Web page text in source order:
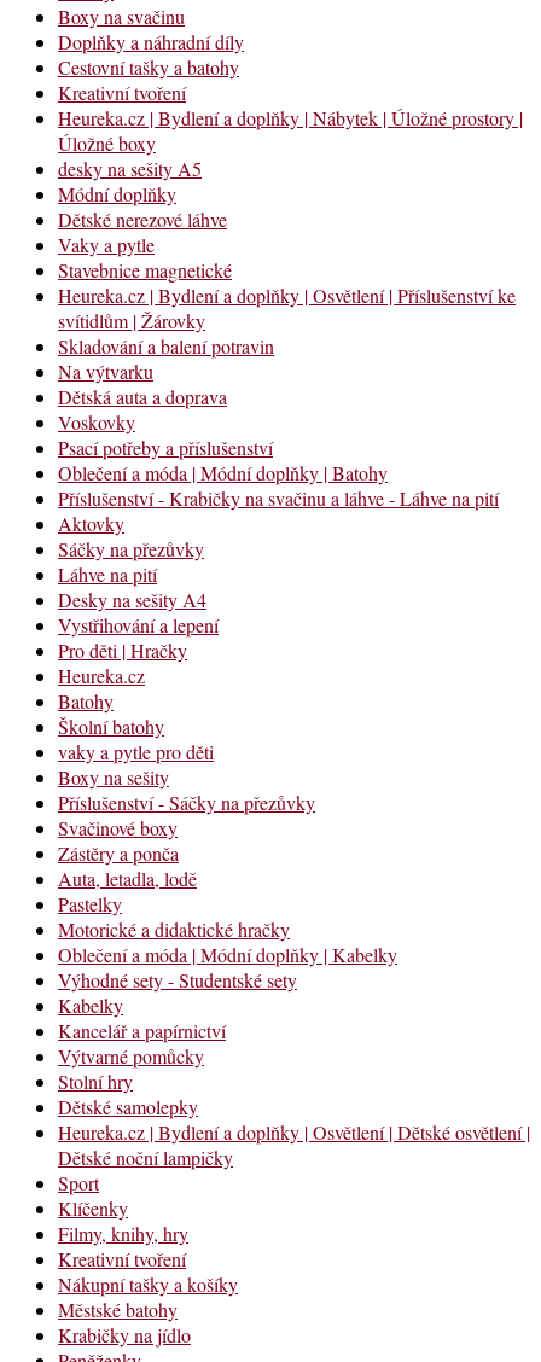
Boxy na svačinu
Doplňky a náhradní díly
Cestovní tašky a batohy
Kreativní tvoření
Heureka.cz | Bydlení a doplňky | Nábytek | Úložné prostory |
Úložné boxy
desky na sešity A5
Módní doplňky
Dětské nerezové láhve
Vaky a pytle
Stavebnice magnetické
Heureka.cz | Bydlení a doplňky | Osvětlení | Příslušenství ke
svítidlům | Žárovky
Skladování a balení potravin
Na výtvarku
Dětská auta a doprava
Voskovky
Psací potřeby a příslušenství
Oblečení a móda | Módní doplňky | Batohy
Příslušenství - Krabičky na svačinu a láhve - Láhve na pití
Aktovky
Sáčky na přezůvky
Láhve na pití
Desky na sešity A4
Vystřihování a lepení
Pro děti | Hračky
Heureka.cz
Batohy
Školní batohy
vaky a pytle pro děti
Boxy na sešity
Příslušenství - Sáčky na přezůvky
Svačinové boxy
Zástěry a ponča
Auta, letadla, lodě
Pastelky
Motorické a didaktické hračky
Oblečení a móda | Módní doplňky | Kabelky
Výhodné sety - Studentské sety
Kabelky
Kancelář a papírnictví
Výtvarné pomůcky
Stolní hry
Dětské samolepky
Heureka.cz | Bydlení a doplňky | Osvětlení | Dětské osvětlení |
Dětské noční lampičky
Sport
Klíčenky
Filmy, knihy, hry
Kreativní tvoření
Nákupní tašky a košíky
Městské batohy
Krabičky na jídlo